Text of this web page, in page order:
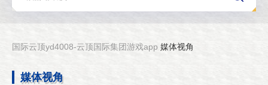
国际云顶yd4008-云顶国际集团游戏app 媒体视角
媒体视角